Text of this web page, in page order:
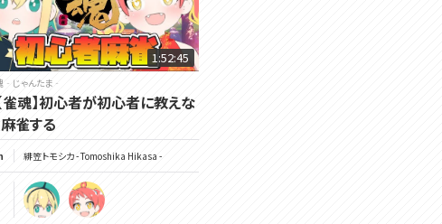
1:52:45
‐じゃんたま‐
雀魂】初心者が初心者に教えな
雀する
緋笠トモシカ - Tomoshika Hikasa -